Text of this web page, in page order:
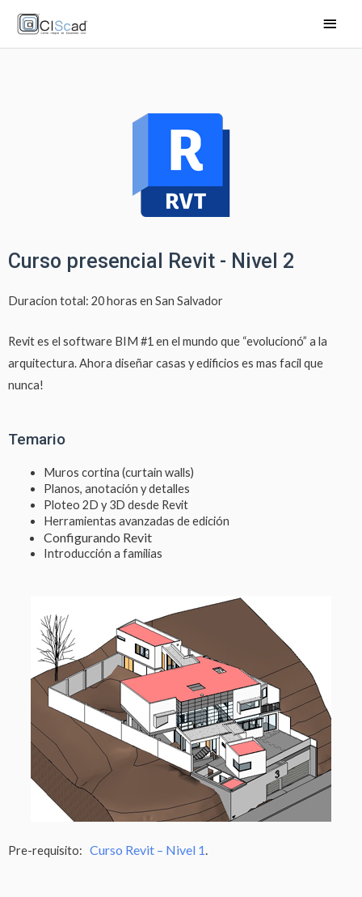
Curso presencial Revit - Nivel 2
Duracion total: 20 horas en San Salvador
Revit es el software BIM #1 en el mundo que “evolucionó” a la
arquitectura. Ahora diseñar casas y edificios es mas facil que
nunca!
Temario
Muros cortina (curtain walls)
Planos, anotación y detalles
Ploteo 2D y 3D desde Revit
Herramientas avanzadas de edición
Configurando Revit
Introducción a familias
Pre-requisito: Curso Revit – Nivel 1.